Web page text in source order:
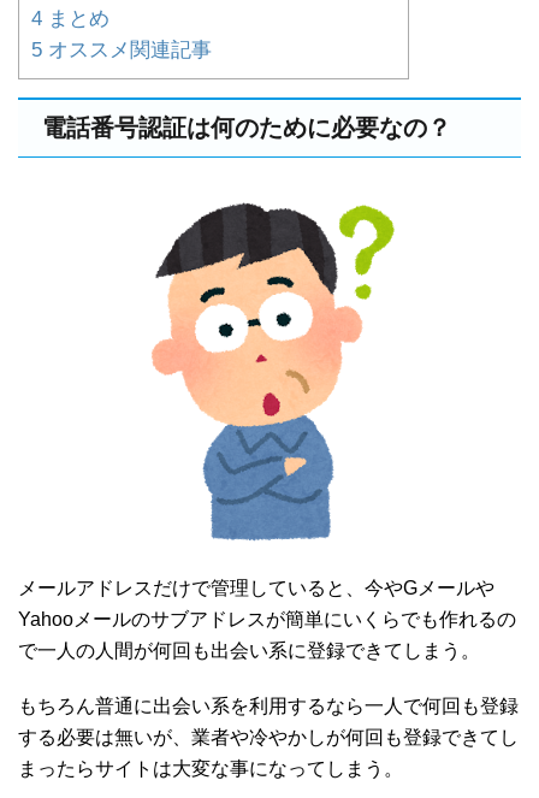
4 まとめ
5 オススメ関連記事
電話番号認証は何のために必要なの？
メールアドレスだけで管理していると、今やGメールや
Yahooメールのサブアドレスが簡単にいくらでも作れるの
で一人の人間が何回も出会い系に登録できてしまう。
もちろん普通に出会い系を利用するなら一人で何回も登録
する必要は無いが、業者や冷やかしが何回も登録できてし
まったらサイトは大変な事になってしまう。